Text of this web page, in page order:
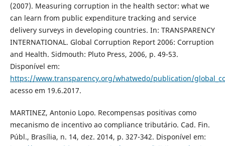
(2007). Measuring corruption in the health sector: what we
can learn from public expenditure tracking and service
delivery surveys in developing countries. In: TRANSPARENCY
INTERNATIONAL. Global Corruption Report 2006: Corruption
and Health. Sidmouth: Pluto Press, 2006, p. 49-53.
Disponível em:
https://www.transparency.org/whatwedo/publication/
acesso em 19.6.2017.
MARTINEZ, Antonio Lopo. Recompensas positivas como
mecanismo de incentivo ao compliance tributário. Cad. Fin.
Públ., Brasília, n. 14, dez. 2014, p. 327-342. Disponível em: